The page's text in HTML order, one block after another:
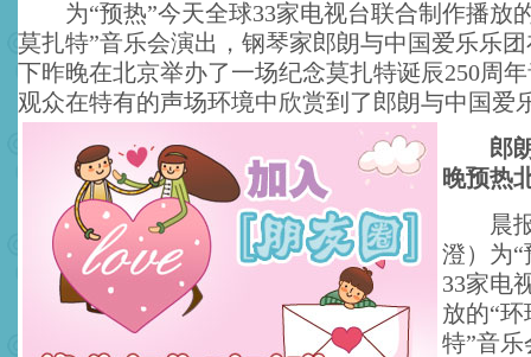
为“预热”今天全球33家电视台联合制作播放
莫扎特”音乐会演出，钢琴家郎朗与中国爱乐乐
下昨晚在北京举办了一场纪念莫扎特诞辰250周
观众在特有的声场环境中欣赏到了郎朗与中国爱
郎
晚预热
晨报
澄）为“
33家电
放的“
特”音